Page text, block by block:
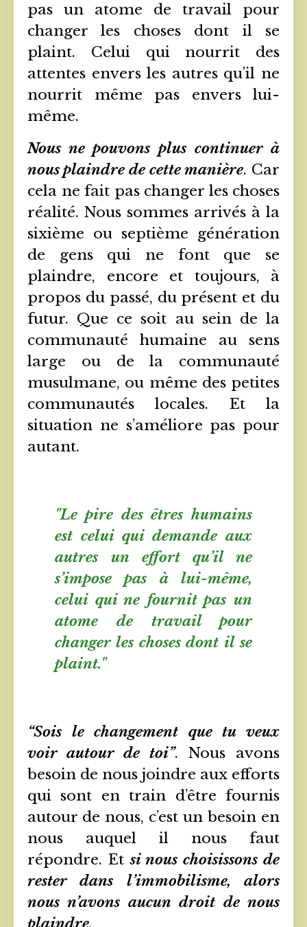
pas un atome de travail pour
changer les choses dont il se
plaint. Celui qui nourrit des
attentes envers les autres qu’il ne
nourrit même pas envers lui-
même.
Nous ne pouvons plus continuer à
nous plaindre de cette manière. Car
cela ne fait pas changer les choses
réalité. Nous sommes arrivés à la
sixième ou septième génération
de gens qui ne font que se
plaindre, encore et toujours, à
propos du passé, du présent et du
futur. Que ce soit au sein de la
communauté humaine au sens
large ou de la communauté
musulmane, ou même des petites
communautés locales. Et la
situation ne s’améliore pas pour
autant.
"Le pire des êtres humains
est celui qui demande aux
autres un effort qu’il ne
s’impose pas à lui-même,
celui qui ne fournit pas un
atome de travail pour
changer les choses dont il se
plaint."
“Sois le changement que tu veux
voir autour de toi”. Nous avons
besoin de nous joindre aux efforts
qui sont en train d’être fournis
autour de nous, c’est un besoin en
nous auquel il nous faut
répondre. Etsi nous choisissons de
rester dans l’immobilisme, alors
nous n’avons aucun droit de nous